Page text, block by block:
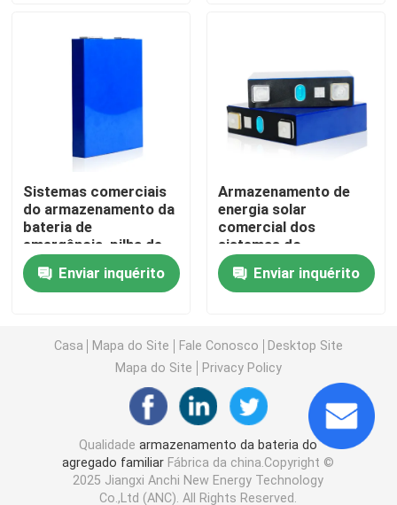
armazenamento da bateria do agregado familiar
Sistemas de armazenamento de bateria residencial
Sistemas comerciais de armazenamento de bateria
bateria de 48v Lifepo4
bateria do carrinho de golfe 48V
Bateria de armazenamento de energia solar
Bateria de lítio do armazenamento de energia
Bateria de armazenamento LiFePO4
Sistemas comerciais
do armazenamento da
bateria de
emergência, pilha de
bateria do carrinho de
golfe Lifepo4
Enviar inquérito
Armazenamento de
energia solar
comercial dos
sistemas do
armazenamento da
bateria do lítio
LifePO4
Enviar inquérito
Casa Mapa do Site Fale Conosco
Desktop Site
Mapa do Site
Privacy Policy
Qualidadearmazenamento da bateria do
agregado familiar Fábrica da china.Copyright ©
2025 Jiangxi Anchi New Energy Technology
Co.,Ltd (ANC). All Rights Reserved.